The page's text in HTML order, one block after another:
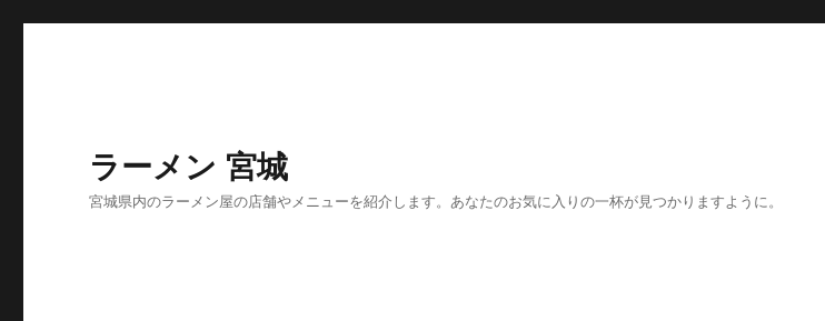
ラーメン 宮城
宮城県内のラーメン屋の店舗やメニューを紹介します。あなたのお気に入りの一杯が見つかりますように。